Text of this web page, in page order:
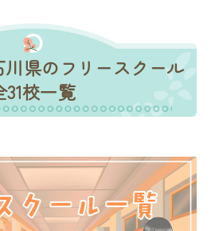
川県のフリースクール
31校一覧